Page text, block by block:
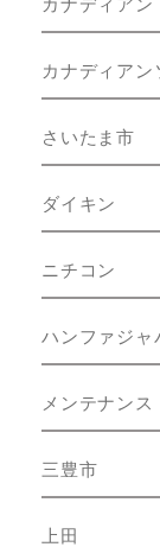
カナディアン
さいたま市
ダイキン
ニチコン
ハンファジャ
メンテナンス
三豊市
上田